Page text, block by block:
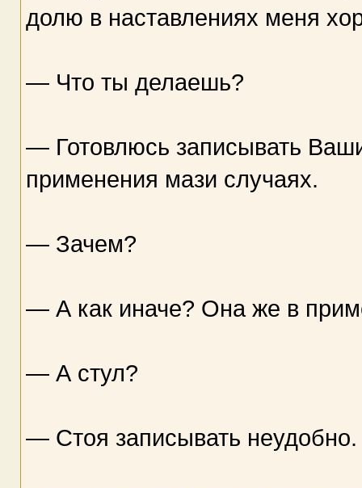
долю в наставлениях меня
— Что ты делаешь?
— Готовлюсь записывать
применения мази случаях.
— Зачем?
— А как иначе? Она же в
— А стул?
— Стоя записывать неудобно.